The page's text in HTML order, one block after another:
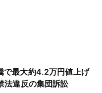
で最大約4.2万円値上げ
違反の集団訴訟